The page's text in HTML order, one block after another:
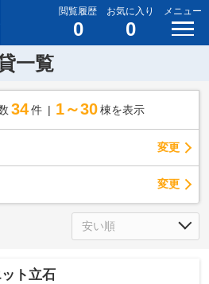
閲覧履歴
0
お気に入り
0
メニュー
一覧
34 件 1～30 棟を表示
変更
変更
ト立石